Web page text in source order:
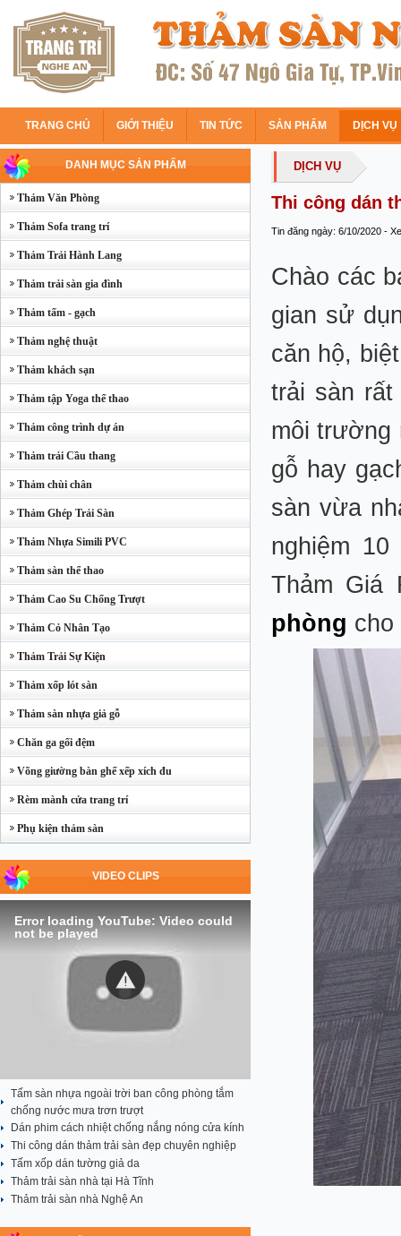
TRANG CHỦ GIỚI THIỆU TIN TỨC SẢN PHẨM DỊCH VỤ
DANH MỤC SẢN PHẨM
Thảm Văn Phòng
Thảm Sofa trang trí
Thảm Trải Hành Lang
Thảm trải sàn gia đình
Thảm tấm - gạch
Thảm nghệ thuật
Thảm khách sạn
Thảm tập Yoga thể thao
Thảm công trình dự án
Thảm trải Cầu thang
Thảm chùi chân
Thảm Ghép Trải Sàn
Thảm Nhựa Simili PVC
Thảm sàn thể thao
Thảm Cao Su Chống Trượt
Thảm Cỏ Nhân Tạo
Thảm Trải Sự Kiện
Thảm xốp lót sàn
Thảm sàn nhựa giả gỗ
Chăn ga gối đệm
Võng giường bàn ghế xếp xích đu
Rèm mành cửa trang trí
Phụ kiện thảm sàn
VIDEO CLIPS
Error loading YouTube: Video could
not be played
Tấm sàn nhựa ngoài trời ban công phòng tắm
chống nước mưa trơn trượt
Dán phim cách nhiệt chống nắng nóng cửa kính
Thi công dán thảm trải sàn đẹp chuyên nghiệp
Tấm xốp dán tường giả da
Thảm trải sàn nhà tại Hà Tĩnh
Thảm trải sàn nhà Nghệ An
DỊCH VỤ
Thi công dán
Tin đăng ngày: 6/10/2020 -
Chào các
gian sử
căn hộ,
trải sàn
môi trường
gỗ hay
sàn vừa
nghiệm
Thảm
phòng